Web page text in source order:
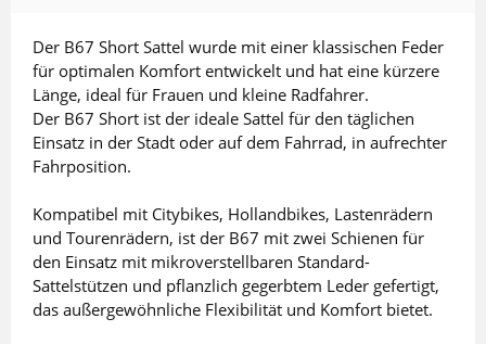
Der B67 Short Sattel wurde mit einer klassischen Feder
für optimalen Komfort entwickelt und hat eine kürzere
Länge, ideal für Frauen und kleine Radfahrer.
Der B67 Short ist der ideale Sattel für den täglichen
Einsatz in der Stadt oder auf dem Fahrrad, in aufrechter
Fahrposition.
Kompatibel mit Citybikes, Hollandbikes, Lastenrädern
und Tourenrädern, ist der B67 mit zwei Schienen für
den Einsatz mit mikroverstellbaren Standard-
Sattelstützen und pflanzlich gegerbtem Leder gefertigt,
das außergewöhnliche Flexibilität und Komfort bietet.